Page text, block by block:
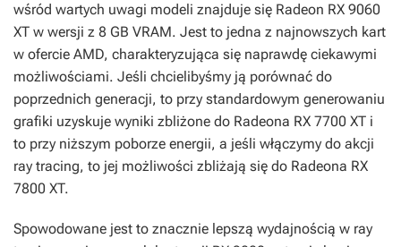
wśród wartych uwagi modeli znajduje się Radeon RX 9060
XT w wersji z 8 GB VRAM. Jest to jedna z najnowszych kart
w ofercie AMD, charakteryzująca się naprawdę ciekawymi
możliwościami. Jeśli chcielibyśmy ją porównać do
poprzednich generacji, to przy standardowym generowaniu
grafiki uzyskuje wyniki zbliżone do Radeona RX 7700 XT i
to przy niższym poborze energii, a jeśli włączymy do akcji
ray tracing, to jej możliwości zbliżają się do Radeona RX
7800 XT.
Spowodowane jest to znacznie lepszą wydajnością w ray